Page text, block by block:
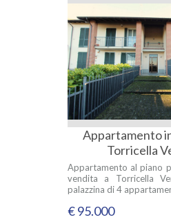
Appartamento
Torricella
Appartamento al piano
vendita a Torricella
palazzina di 4
€ 95.000